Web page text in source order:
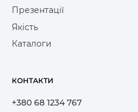
Презентації
Якість
Каталоги
КОНТАКТИ
+380 68 1234 767